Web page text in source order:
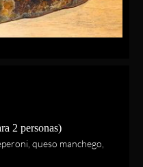
2 personas)
queso manchego,